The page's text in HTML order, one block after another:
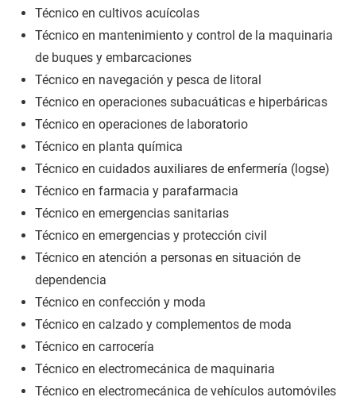
Técnico en cultivos acuícolas
Técnico en mantenimiento y control de la maquinaria
de buques y embarcaciones
Técnico en navegación y pesca de litoral
Técnico en operaciones subacuáticas e hiperbáricas
Técnico en operaciones de laboratorio
Técnico en planta química
Técnico en cuidados auxiliares de enfermería (logse)
Técnico en farmacia y parafarmacia
Técnico en emergencias sanitarias
Técnico en emergencias y protección civil
Técnico en atención a personas en situación de
dependencia
Técnico en confección y moda
Técnico en calzado y complementos de moda
Técnico en carrocería
Técnico en electromecánica de maquinaria
Técnico en electromecánica de vehículos automóviles